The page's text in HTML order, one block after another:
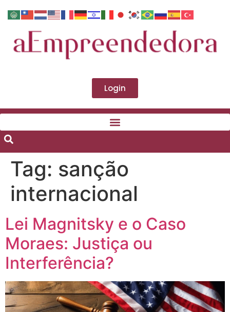
Login
Tag: sanção
internacional
Lei Magnitsky e o Caso
Moraes: Justiça ou
Interferência?